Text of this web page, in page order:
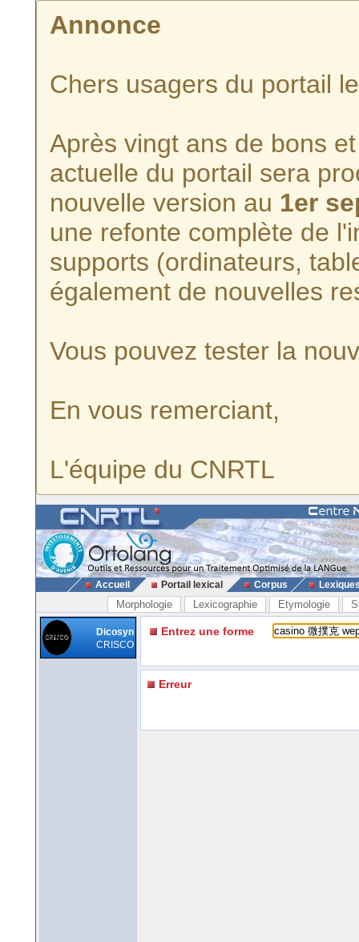
Annonce
Chers usagers du portail
Après vingt ans de bons
actuelle du portail sera
nouvelle version au 1er
une refonte complète de
supports (ordinateurs,
également de nouvelles
Vous pouvez tester la
En vous remerciant,
L'équipe du CNRTL
Accueil Portail lexical Corpus
Morphologie Lexicographie Etymologie
Dicosyn
CRISCO
Entrez une forme
Erreur